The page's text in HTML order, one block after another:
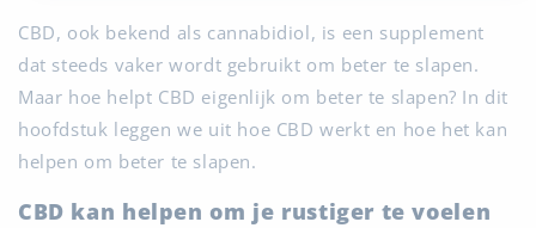
CBD, ook bekend als cannabidiol, is een supplement
dat steeds vaker wordt gebruikt om beter te slapen.
Maar hoe helpt CBD eigenlijk om beter te slapen? In dit
hoofdstuk leggen we uit hoe CBD werkt en hoe het kan
helpen om beter te slapen.
CBD kan helpen om je rustiger te voelen